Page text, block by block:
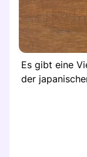
Es gibt eine
der